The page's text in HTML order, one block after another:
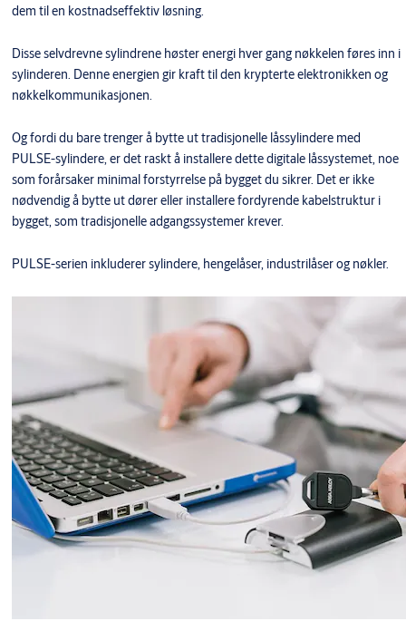
dem til en kostnadseffektiv løsning.
Disse selvdrevne sylindrene høster energi hver gang nøkkelen føres inn i
sylinderen. Denne energien gir kraft til den krypterte elektronikken og
nøkkelkommunikasjonen.
Og fordi du bare trenger å bytte ut tradisjonelle låssylindere med
PULSE-sylindere, er det raskt å installere dette digitale låssystemet, noe
som forårsaker minimal forstyrrelse på bygget du sikrer. Det er ikke
nødvendig å bytte ut dører eller installere fordyrende kabelstruktur i
bygget, som tradisjonelle adgangssystemer krever.
PULSE-serien inkluderer sylindere, hengelåser, industrilåser og nøkler.